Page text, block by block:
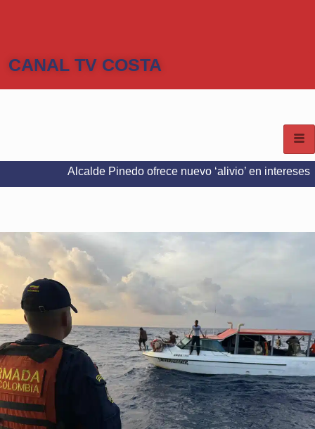
CANAL TV COSTA
Alcalde Pinedo ofrece nuevo ‘alivio’ en intereses del